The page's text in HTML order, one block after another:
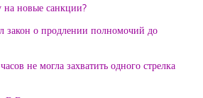
на новые санкции?
закон о продлении полномочий до
не могла захватить одного стрелка